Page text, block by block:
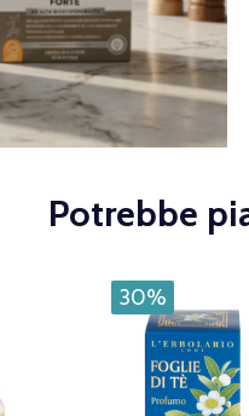
Potrebbe
30%